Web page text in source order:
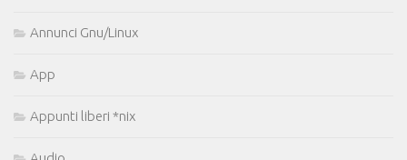
Annunci Gnu/Linux
App
Appunti liberi *nix